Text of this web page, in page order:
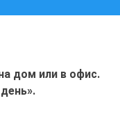
дом или в офис.